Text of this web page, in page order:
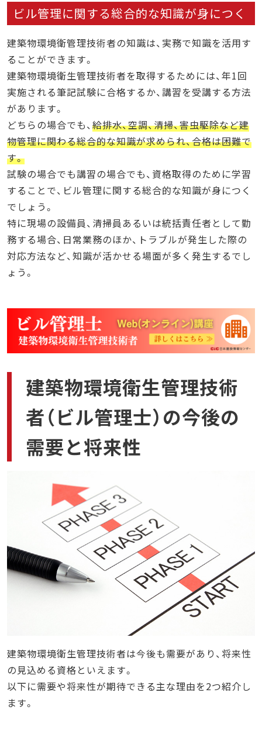
ビル管理に関する総合的な知識が身につく
建築物環境衛管理技術者の知識は、実務で知識を活用す
ることができます。
建築物環境衛生管理技術者を取得するためには、年1回
実施される筆記試験に合格するか、講習を受講する方法
があります。
どちらの場合でも、給排水、空調、清掃、害虫駆除など建
物管理に関わる総合的な知識が求められ、合格は困難で
す。
試験の場合でも講習の場合でも、資格取得のために学習
することで、ビル管理に関する総合的な知識が身につく
でしょう。
特に現場の設備員、清掃員あるいは統括責任者として勤
務する場合、日常業務のほか、トラブルが発生した際の
対応方法など、知識が活かせる場面が多く発生するでし
ょう。
建築物環境衛生管理技術
者（ビル管理士）の今後の
需要と将来性
建築物環境衛生管理技術者は今後も需要があり、将来性
の見込める資格といえます。
以下に需要や将来性が期待できる主な理由を2つ紹介し
ます。